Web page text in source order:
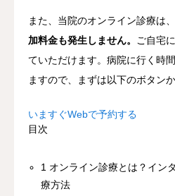
また、当院のオンライン診療は、
加料金も発生しません。
ご自宅
ていただけます。病院に行く時
ますので、まずは以下のボタン
いますぐWebで予約する
目次
1 オンライン診療とは？イン
療方法